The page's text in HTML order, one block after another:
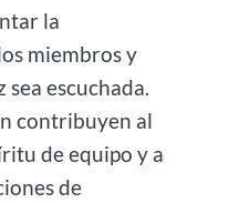
la
miembros y
escuchada.
contribuyen al
de equipo y a
de